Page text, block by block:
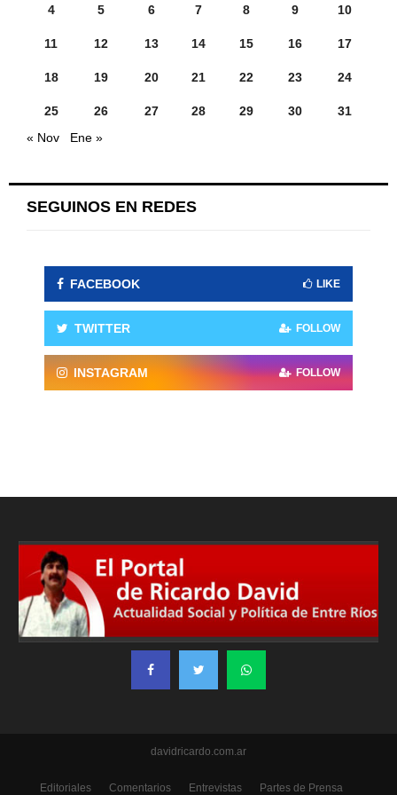
4 5 6 7 8 9 10
11 12 13 14 15 16 17
18 19 20 21 22 23 24
25 26 27 28 29 30
31
« Nov
Ene »
SEGUINOS EN REDES
FACEBOOK LIKE
TWITTER FOLLOW
INSTAGRAM FOLLOW
davidricardo.com.ar
Editoriales Comentarios Entrevistas Partes de Prensa